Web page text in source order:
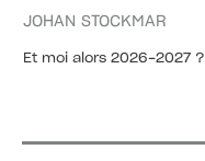
JOHAN STOCKMAR
Et moi alors 2026-2027 ?